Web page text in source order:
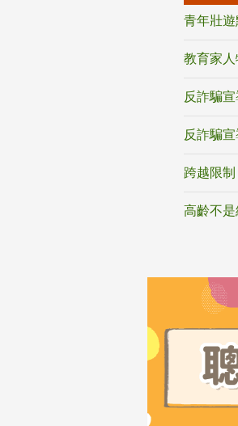
青年壯
教育家
反詐騙
反詐騙
跨越限
高齡不